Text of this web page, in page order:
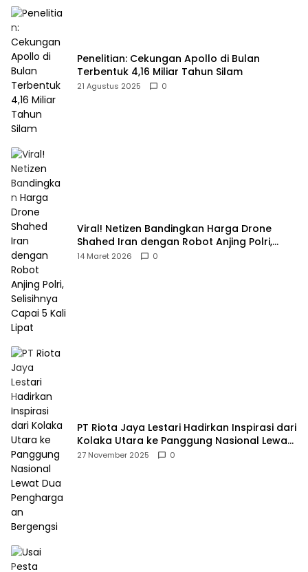
Penelitian: Cekungan Apollo di Bulan
Terbentuk 4,16 Miliar Tahun Silam
21 Agustus 2025 0
Viral! Netizen Bandingkan Harga Drone
Shahed Iran dengan Robot Anjing Polri,
Selisihnya Capai 5 Kali Lipat
14 Maret 2026 0
PT Riota Jaya Lestari Hadirkan Inspirasi dari
Kolaka Utara ke Panggung Nasional Lewat
Dua Penghargaan Bergengsi
27 November 2025 0